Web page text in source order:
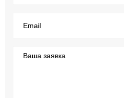
Email
Ваша заявка